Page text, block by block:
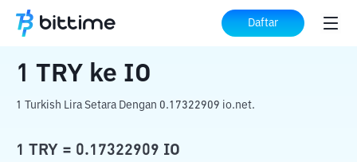
Daftar
Beranda Konverter Kripto ke
1 TRY ke IO
1 Turkish Lira Setara Dengan 0.17322909 io.net.
1 TRY = 0.17322909 IO